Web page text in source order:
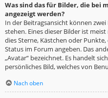
Was sind das für Bilder, die bei
angezeigt werden?
In der Beitragsansicht können
stehen. Eines dieser Bilder ist
dies Sterne, Kästchen oder
Status im Forum angeben. Das
„Avatar“ bezeichnet. Es handelt
persönliches Bild, welches von
Nach oben